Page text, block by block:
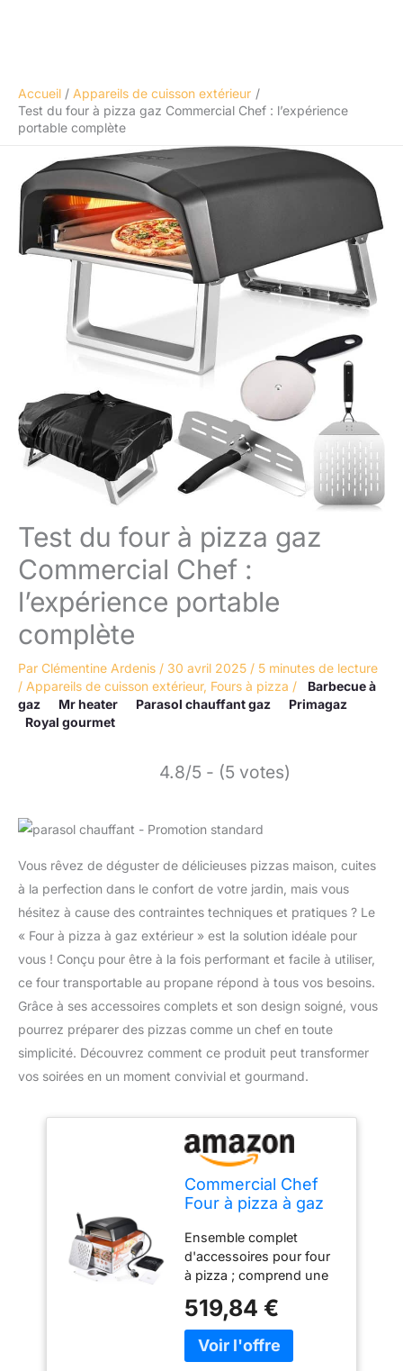
Accueil
Appareils de cuisson extérieur
Test du four à pizza gaz Commercial Chef : l’expérience
portable complète
Test du four à pizza gaz
Commercial Chef :
l’expérience portable
complète
Par Clémentine Ardenis / 30 avril 2025 / 5 minutes de lecture
/ Appareils de cuisson extérieur, Fours à pizza /
Barbecue à
gaz
Mr heater Parasol chauffant gaz
Primagaz
Royal gourmet
4.8/5 - (5 votes)
Vous rêvez de déguster de délicieuses pizzas maison, cuites
à la perfection dans le confort de votre jardin, mais vous
hésitez à cause des contraintes techniques et pratiques ? Le
« Four à pizza à gaz extérieur » est la solution idéale pour
vous ! Conçu pour être à la fois performant et facile à utiliser,
ce four transportable au propane répond à tous vos besoins.
Grâce à ses accessoires complets et son design soigné, vous
pourrez préparer des pizzas comme un chef en toute
simplicité. Découvrez comment ce produit peut transformer
vos soirées en un moment convivial et gourmand.
Commercial Chef
Four à pizza à gaz
à pizza portable au
propane avec
porte, pelle, pierre,
cutter et couvercle
– Brûleur en forme
de L, pieds pliables
Ensemble complet
d'accessoires pour four
à pizza ; comprend une
pizza, un couvercle de
transport imperméable,
une pelle à pizza
519,84 €